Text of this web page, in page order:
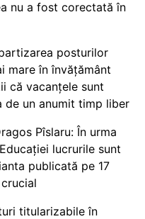
nu a fost corectată în
posturilor
mare în învățământ
că vacanțele sunt
un anumit timp liber
Pîslaru: În urma
lucrurile sunt
publicată pe 17
titularizabile în